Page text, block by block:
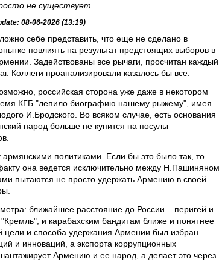
не существует.
08-06-2026 (13:19)
себе представить, что еще не сделано в
повлиять на результат предстоящих выборов в
Задействованы все рычаги, просчитан каждый
Коллеги проанализировали казалось бы все.
российская сторона уже даже в некотором
КГБ "лепило биографию нашему рыжему", имея
И.Бродского. Во всяком случае, есть основания
народ больше не купится на посулы
политиками. Если бы это было так, то
она ведется исключительно между Н.Пашиняном
пытаются не просто удержать Армению в своей
ближайшее расстояние до России – перигей и
и карабахским бандитам ближе и понятнее
цели и способа удержания Армении был избран
и инноваций, а экспорта коррупционных
Армению и ее народ, а делает это через